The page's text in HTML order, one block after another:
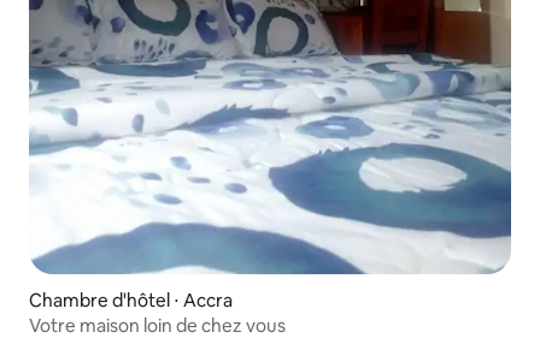
Chambre d'hôtel ⋅ Accra
Votre maison loin de chez vous